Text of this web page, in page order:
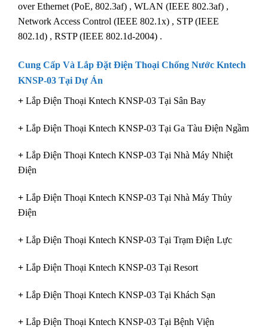
over Ethernet (PoE, 802.3af) , WLAN (IEEE 802.3af) ,
Network Access Control (IEEE 802.1x) , STP (IEEE
802.1d) , RSTP (IEEE 802.1d-2004) .
Cung Cấp Và Lắp Đặt Điện Thoại Chống Nước Kntech
KNSP-03 Tại Dự Án
+ Lắp Điện Thoại Kntech KNSP-03 Tại Sân Bay
+ Lắp Điện Thoại Kntech KNSP-03 Tại Ga Tàu Điện Ngầm
+ Lắp Điện Thoại Kntech KNSP-03 Tại Nhà Máy Nhiệt
Điện
+ Lắp Điện Thoại Kntech KNSP-03 Tại Nhà Máy Thủy
Điện
+ Lắp Điện Thoại Kntech KNSP-03 Tại Trạm Điện Lực
+ Lắp Điện Thoại Kntech KNSP-03 Tại Resort
+ Lắp Điện Thoại Kntech KNSP-03 Tại Khách Sạn
+ Lắp Điện Thoại Kntech KNSP-03 Tại Bệnh Viện